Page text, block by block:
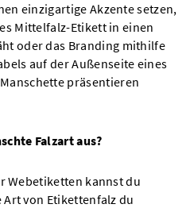
einzigartige Akzente setzen,
Mittelfalz-Etikett in einen
oder das Branding mithilfe
auf der Außenseite eines
präsentieren
Falzart aus?
Webetiketten kannst du
von Etikettenfalz du